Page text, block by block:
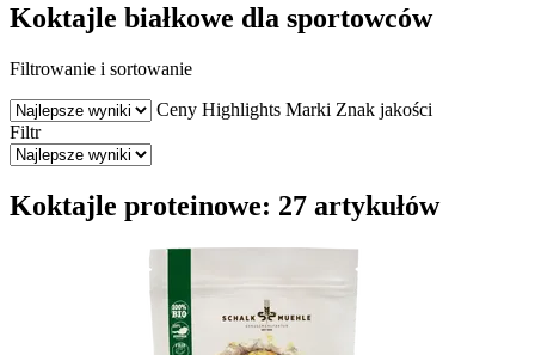
Koktajle białkowe dla sportowców
Filtrowanie i sortowanie
Ceny Highlights Marki Znak jakości
Filtr
Koktajle proteinowe: 27 artykułów